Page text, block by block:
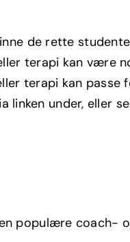
de rette
terapi kan være
terapi kan passe
under, eller
populære coach-